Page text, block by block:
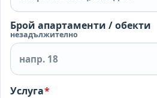
Брой апартаменти / обекти
незадължително
Услуга*